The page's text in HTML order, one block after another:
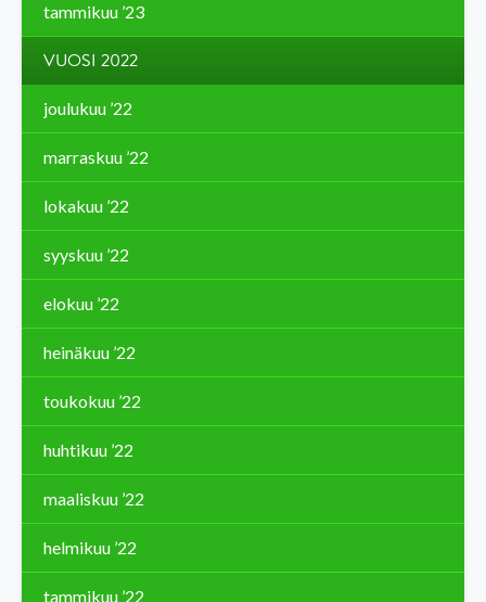
tammikuu ’23
VUOSI 2022
joulukuu ’22
marraskuu ’22
lokakuu ’22
syyskuu ’22
elokuu ’22
heinäkuu ’22
toukokuu ’22
huhtikuu ’22
maaliskuu ’22
helmikuu ’22
tammikuu ’22